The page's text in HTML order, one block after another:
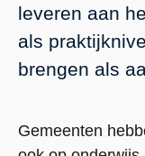
leveren aan
als
brengen als
Gemeenten